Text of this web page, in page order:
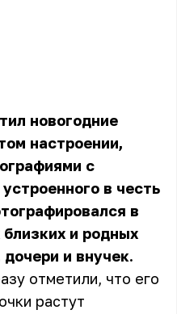
новогодние
настроении,
с
в честь
в
и родных
и внучек.
отметили, что его
растут